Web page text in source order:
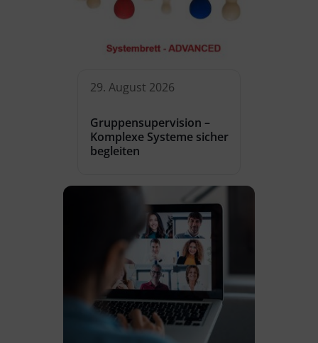
29. August 2026
Gruppensupervision –
Komplexe Systeme sicher
begleiten